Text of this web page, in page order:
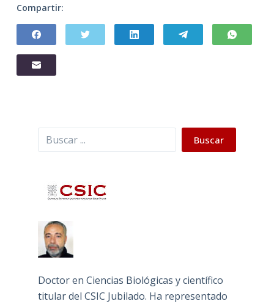
Compartir:
Buscar Buscar
Doctor en Ciencias Biológicas y científico
titular del CSIC Jubilado. Ha representado